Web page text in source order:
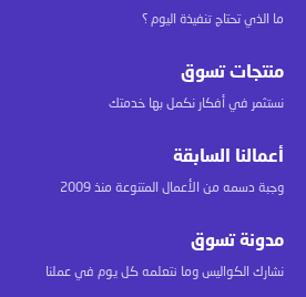
ما الذي تحتاج تنفيذة اليوم ؟
منتجات تسوق
نستثمر في أفكار نكمل بها خدمتك
أعمالنا السابقة
وجبة دسمه من الأعمال المتنوعة منذ 2009
مدونة تسوق
نشارك الكواليس وما نتعلمه كل يوم في عملنا